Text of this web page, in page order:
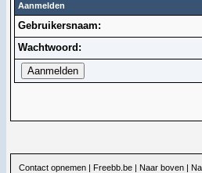
Aanmelden
Gebruikersnaam:
Wachtwoord:
Contact opnemen | Freebb.be | Naar boven |